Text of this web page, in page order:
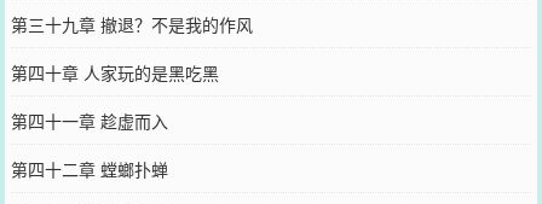
第三十九章 撤退？不是我的作风
第四十章 人家玩的是黑吃黑
第四十一章 趁虚而入
第四十二章 螳螂扑蝉